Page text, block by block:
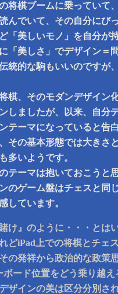
将棋ブームに乗っていて
んでいて、その自分にび
「美しいモノ」を自分が
「美しさ」でデザイン＝
統的な駒もいいのですが
棋、そのモダンデザイン
しましたが、以来、自分
テーマになっていると告
その基本形態では大きさ
多いようです。
テーマは抱いておこうと
のゲーム盤はチェスと同
しています。
け』のように・・・とは
どiPad上での将棋とチェ
の発祥から政治的な政策
ード位置をどう乗り越え
ザインの美は区分分別さ